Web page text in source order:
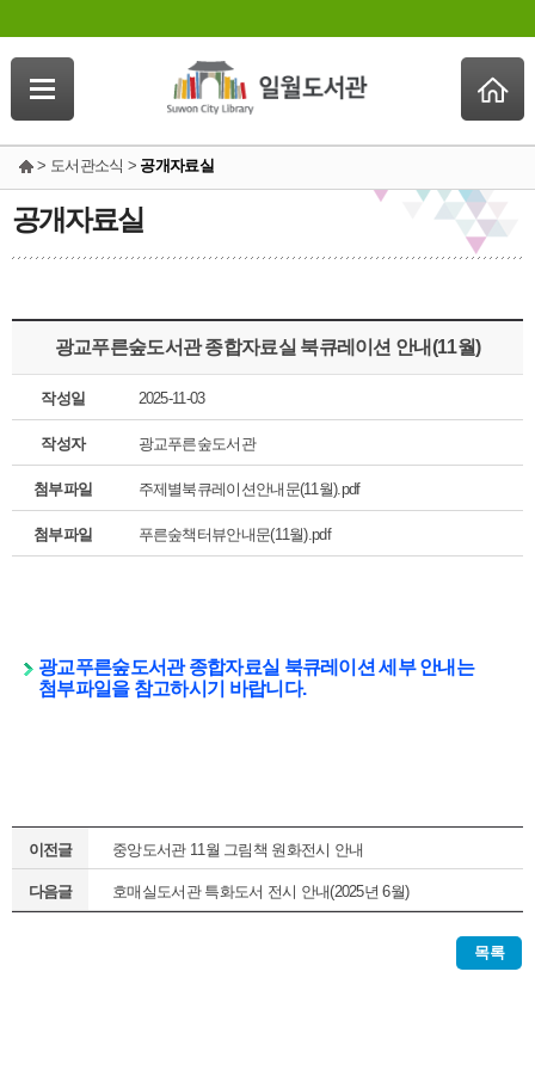
> 도서관소식 > 공개자료실
공개자료실
광교푸른숲도서관 종합자료실 북큐레이션 안내(11월)
작성일 2025-11-03
작성자 광교푸른숲도서관
첨부파일 주제별북큐레이션안내문(11월).pdf
첨부파일 푸른숲책터뷰안내문(11월).pdf
광교푸른숲도서관 종합자료실 북큐레이션 세부 안내는
첨부파일을 참고하시기 바랍니다.
이전글 중앙도서관 11월 그림책 원화전시 안내
다음글 호매실도서관 특화도서 전시 안내(2025년 6월)
목록